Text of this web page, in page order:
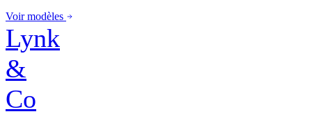
Voir modèles
Lynk
&
Co